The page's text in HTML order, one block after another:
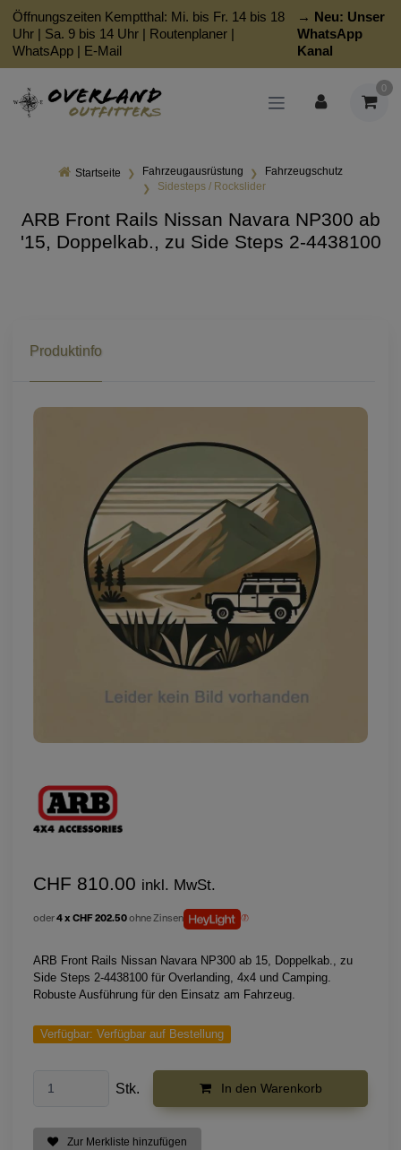
Öffnungszeiten Kemptthal: Mi. bis Fr. 14 bis 18
Uhr | Sa. 9 bis 14 Uhr | Routenplaner |
WhatsApp | E-Mail
→ Neu: Unser
WhatsApp
Kanal
0
Startseite Fahrzeugausrüstung
Fahrzeugschutz
Sidesteps / Rockslider
ARB Front Rails Nissan Navara NP300 ab
'15, Doppelkab., zu Side Steps 2-4438100
Produktinfo
CHF 810.00 inkl. MwSt.
oder4 x CHF 202.50ohne Zinsen
ARB Front Rails Nissan Navara NP300 ab 15, Doppelkab., zu
Side Steps 2-4438100 für Overlanding, 4x4 und Camping.
Robuste Ausführung für den Einsatz am Fahrzeug.
Verfügbar: Verfügbar auf Bestellung
Stk. In den Warenkorb
Zur Merkliste hinzufügen